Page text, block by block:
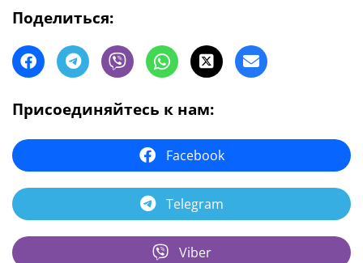
Поделиться:
Присоединяйтесь к нам:
Facebook
Telegram
Viber